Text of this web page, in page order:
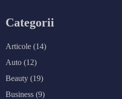
Categorii
Articole (14)
Auto (12)
Beauty (19)
Business (9)